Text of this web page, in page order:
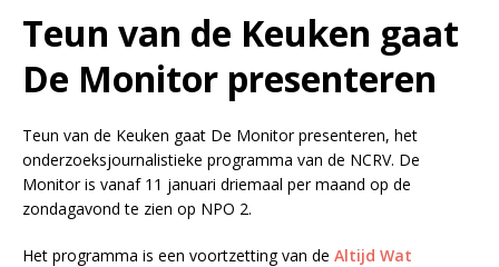
Teun van de Keuken gaat
De Monitor presenteren
Teun van de Keuken gaat De Monitor presenteren, het
onderzoeksjournalistieke programma van de NCRV. De
Monitor is vanaf 11 januari driemaal per maand op de
zondagavond te zien op NPO 2.
Het programma is een voortzetting van de Altijd Wat